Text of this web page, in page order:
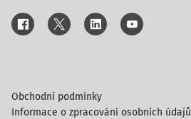
Obchodní podmínky
Informace o zpracování osobních údajů